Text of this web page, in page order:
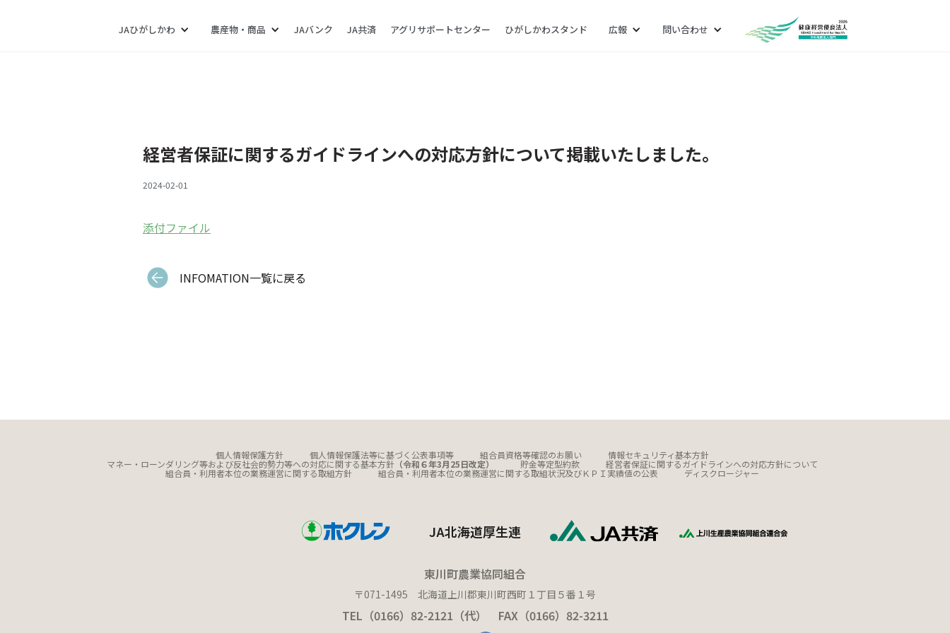
JAひがしかわ 農産物・商品 JAバンク JA共済 アグリサポートセンター ひがしかわスタンド 広報 問い合わせ
経営者保証に関するガイドラインへの対応方針について掲載いたしました。
2024-02-01
添付ファイル
INFOMATION一覧に戻る
個人情報保護方針 個人情報保護法等に基づく公表事項等 組合員資格等確認のお願い 情報セキュリティ基本方針
マネー・ローンダリング等および反社会的勢力等への対応に関する基本方針（令和６年3月25日改定） 貯金等定型約款 経営者保証に関するガイドラインへの対応方針について
組合員・利用者本位の業務運営に関する取組方針 組合員・利用者本位の業務運営に関する取組状況及びＫＰＩ実績値の公表 ディスクロージャー
JA北海道厚生連
東川町農業協同組合
〒071-1495 北海道上川郡東川町西町１丁目５番１号
TEL（0166）82-2121（代） FAX（0166）82-3211